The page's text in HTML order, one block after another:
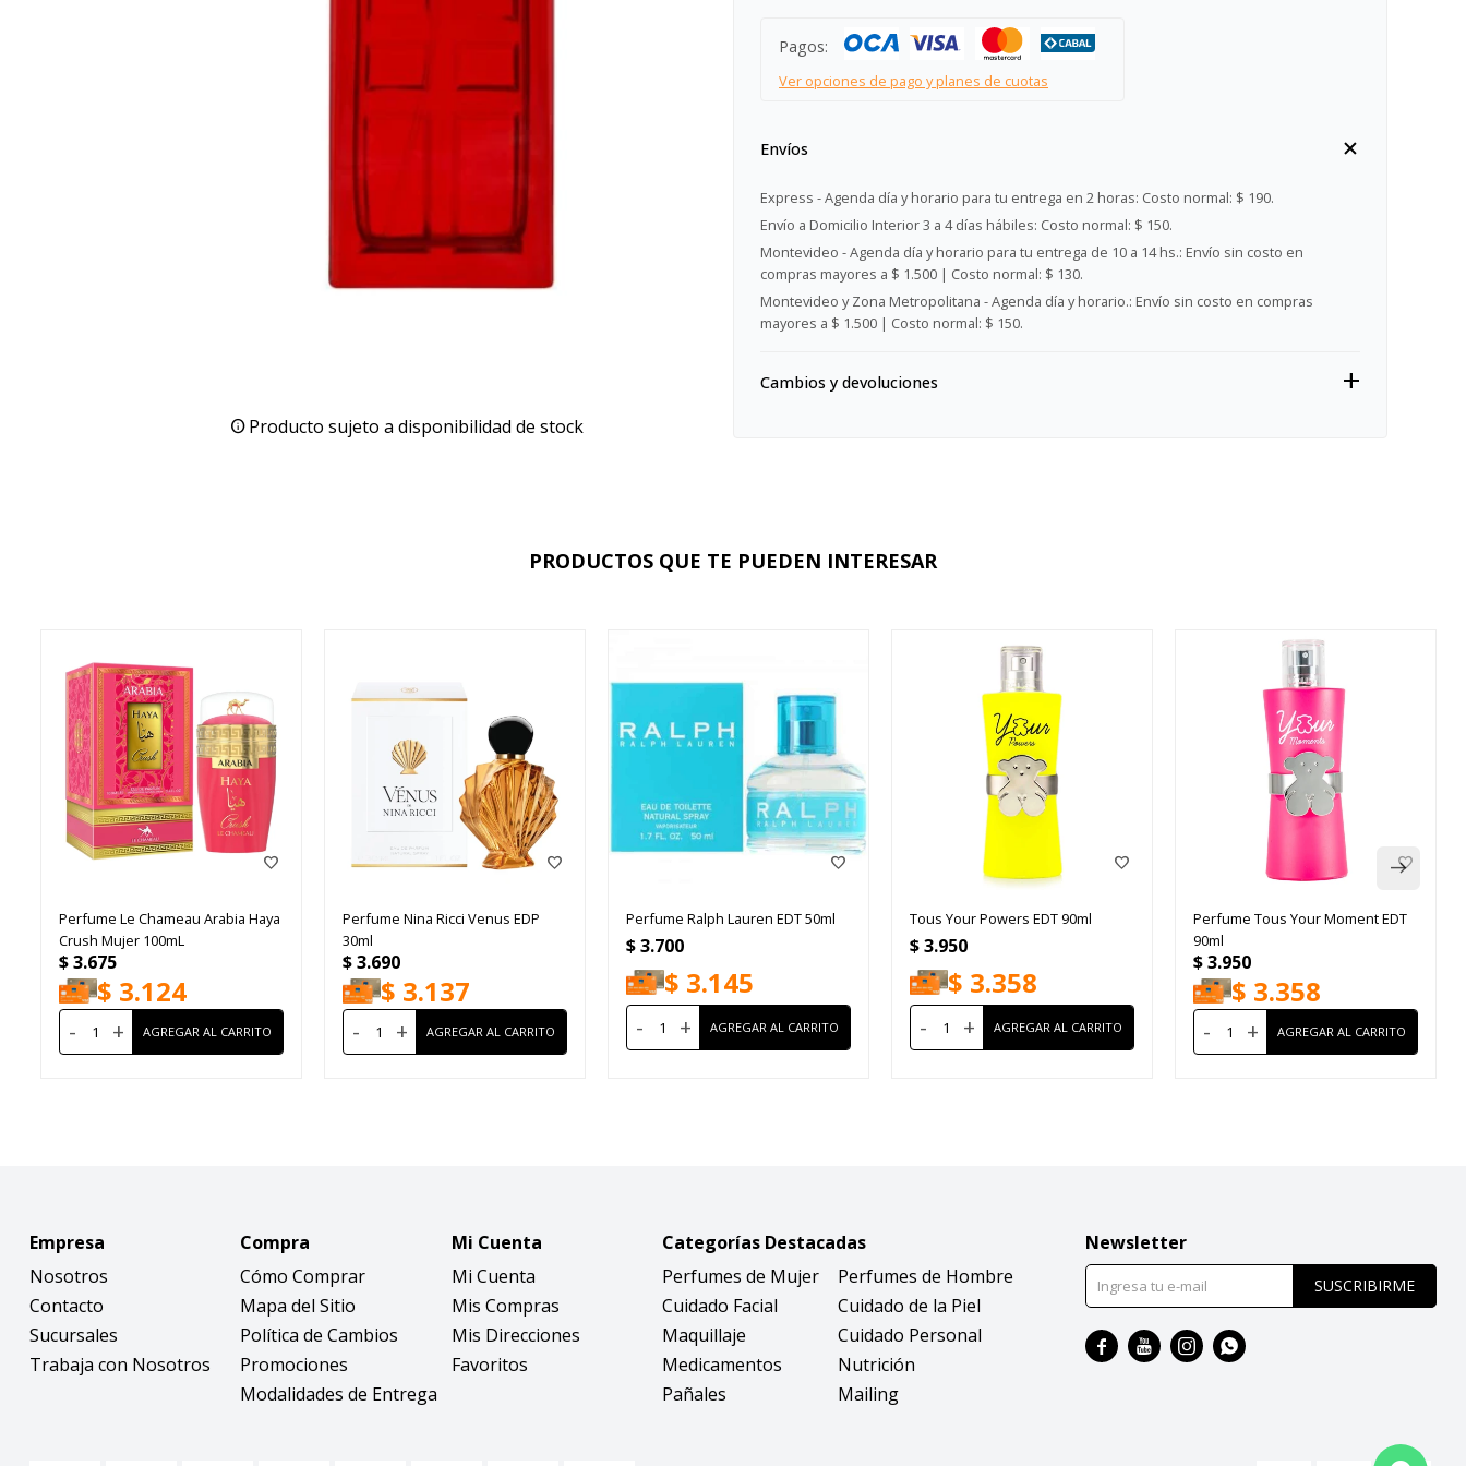
Producto sujeto a disponibilidad de stock
Pagos:
Ver opciones de pago y planes de cuotas
Envíos
Express - Agenda día y horario para tu entrega en 2 horas: Costo normal: $ 190.
Envío a Domicilio Interior 3 a 4 días hábiles: Costo normal: $ 150.
Montevideo - Agenda día y horario para tu entrega de 10 a 14 hs.: Envío sin costo en
compras mayores a $ 1.500 | Costo normal: $ 130.
Montevideo y Zona Metropolitana - Agenda día y horario.: Envío sin costo en compras
mayores a $ 1.500 | Costo normal: $ 150.
Cambios y devoluciones
PRODUCTOS QUE TE PUEDEN INTERESAR
Perfume Le Chameau Arabia Haya
Crush Mujer 100mL
$3.675
$ 3.124
- +
Perfume Nina Ricci Venus EDP
30ml
$3.690
$ 3.137
- +
Perfume Ralph Lauren EDT 50ml
$3.700
$ 3.145
- +
Tous Your Powers EDT 90ml
$3.950
$ 3.358
- +
Perfume Tous Your Moment EDT
90ml
$3.950
$ 3.358
- +
Empresa
Nosotros
Contacto
Sucursales
Trabaja con Nosotros
Compra
Cómo Comprar
Mapa del Sitio
Política de Cambios
Promociones
Modalidades de Entrega
Mi Cuenta
Mi Cuenta
Mis Compras
Mis Direcciones
Favoritos
Categorías Destacadas
Perfumes de Mujer
Perfumes de Hombre
Cuidado Facial
Cuidado de la Piel
Maquillaje
Cuidado Personal
Medicamentos
Nutrición
Pañales
Mailing
Newsletter
SUSCRIBIRME
   